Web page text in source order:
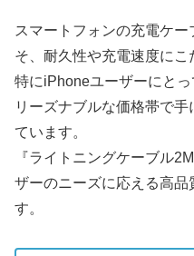
スマートフォンの充電ケ
そ、耐久性や充電速度にこ
特にiPhoneユーザーにと
リーズナブルな価格帯で
ています。
『ライトニングケーブル
ザーのニーズに応える高品
す。